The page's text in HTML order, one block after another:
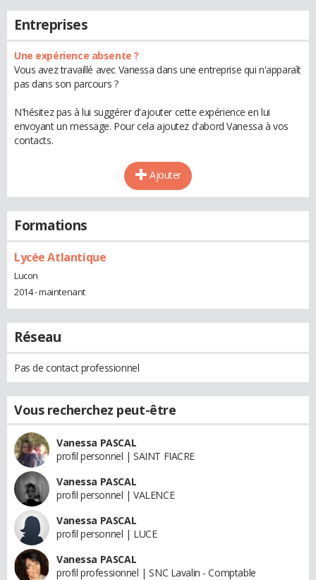
Entreprises
Une expérience absente ?
Vous avez travaillé avec Vanessa dans une entreprise qui n'apparaît
pas dans son parcours ?
N'hésitez pas à lui suggérer d'ajouter cette expérience en lui
envoyant un message. Pour cela ajoutez d'abord Vanessa à vos
contacts.
Ajouter
Formations
Lycée Atlantique
Lucon
2014 - maintenant
Réseau
Pas de contact professionnel
Vous recherchez peut-être
Vanessa PASCAL
profil personnel | SAINT FIACRE
Vanessa PASCAL
profil personnel | VALENCE
Vanessa PASCAL
profil personnel | LUCE
Vanessa PASCAL
profil professionnel | SNC Lavalin - Comptable